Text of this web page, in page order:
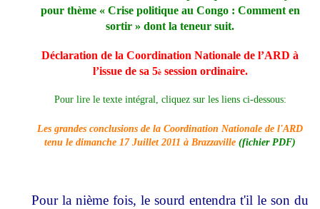
pour thème « Crise politique au Congo : Comment en
sortir » dont la teneur suit.
Déclaration de la Coordination Nationale de l’ARD à
l’issue de sa 5è session ordinaire.
Pour lire le texte intégral, cliquez sur les liens ci-dessous:
Les grandes conclusions de la Coordination Nationale de l'ARD
tenu le dimanche 17 Juillet 2011 à Brazzaville (fichier PDF)
Pour la nième fois, le sourd entendra t'il le son du